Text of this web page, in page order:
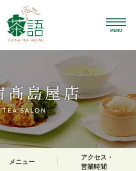
MENU
メニュー
アクセス・
営業時間